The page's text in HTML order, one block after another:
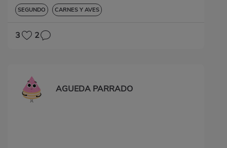
SEGUNDO CARNES Y AVES
3 2
AGUEDA PARRADO